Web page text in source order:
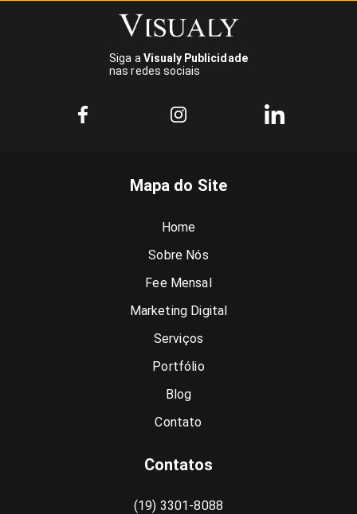
Siga a Visualy Publicidade
nas redes sociais
Mapa do Site
Home
Sobre Nós
Fee Mensal
Marketing Digital
Serviços
Portfólio
Blog
Contato
Contatos
(19) 3301-8088